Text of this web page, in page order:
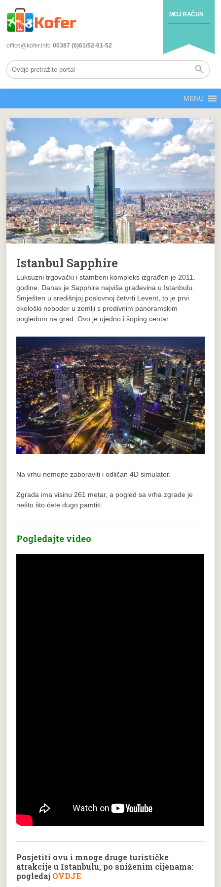
MOJ RAČUN
office@kofer.info 00387 (0)61/52-61-52
MENU
Istanbul Sapphire
Luksuzni trgovački i stambeni kompleks izgrađen je 2011.
godine. Danas je Sapphire najviša građevina u Istanbulu.
Smješten u središnjoj poslovnoj četvrti Levent, to je prvi
ekološki neboder u zemlji s predivnim panoramskim
pogledom na grad. Ovo je ujedno i šoping centar.
Na vrhu nemojte zaboraviti i odličan 4D simulator.
Zgrada ima visinu 261 metar, a pogled sa vrha zgrade je
nešto što ćete dugo pamtiti.
Pogledajte video
Posjetiti ovu i mnoge druge turističke
atrakcije u Istanbulu, po sniženim cijenama:
pogledaj OVDJE